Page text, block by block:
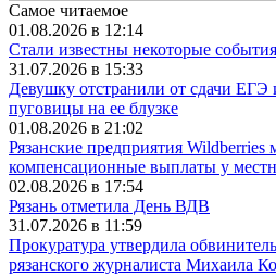
Самое читаемое
01.08.2026 в 12:14
Стали известны некоторые
31.07.2026 в 15:33
Девушку отстранили от сдачи ЕГЭ
пуговицы на ее блузке
01.08.2026 в 21:02
Рязанские предприятия Wildberries
компенсационные выплаты у
02.08.2026 в 17:54
Рязань отметила День ВДВ
31.07.2026 в 11:59
Прокуратура утвердила
рязанского журналиста Михаила